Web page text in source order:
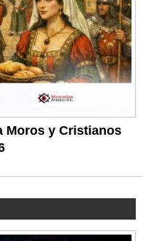
Moros y Cristianos